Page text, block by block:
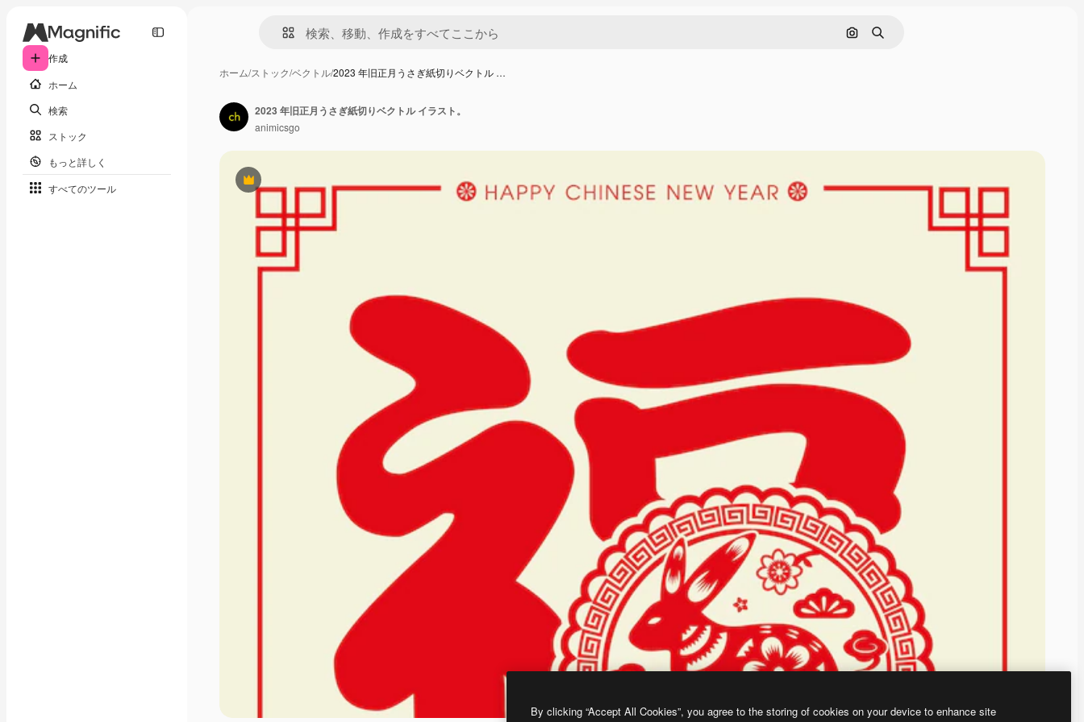
作成
ホーム
検索
ストック
もっと詳しく
すべてのツール
画像で検索
検索
ホーム/ストック/ベクトル/2023 年旧正月うさぎ紙切りベクトル …
Premium
2023 年旧正月うさぎ紙切りベクトル イラスト。
animicsgo
By clicking “Accept All Cookies”, you agree to the storing of cookies on your device to enhance site